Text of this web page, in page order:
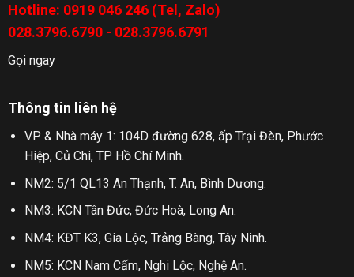
Hotline: 0919 046 246 (Tel, Zalo)
028.3796.6790 - 028.3796.6791
Gọi ngay
Thông tin liên hệ
VP & Nhà máy 1: 104D đường 628, ấp Trại Đèn, Phước
Hiệp, Củ Chi, TP Hồ Chí Minh.
NM2: 5/1 QL13 An Thạnh, T. An, Bình Dương.
NM3: KCN Tân Đức, Đức Hoà, Long An.
NM4: KĐT K3, Gia Lộc, Trảng Bàng, Tây Ninh.
NM5: KCN Nam Cấm, Nghi Lộc, Nghệ An.